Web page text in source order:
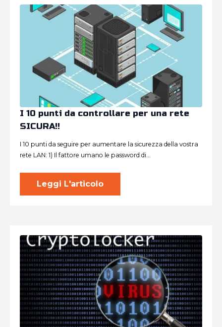
I 10 punti da controllare per una rete
SICURA!!
I 10 punti da seguire per aumentare la sicurezza della vostra
rete LAN: 1) Il fattore umano le password di…
Leggi L'articolo